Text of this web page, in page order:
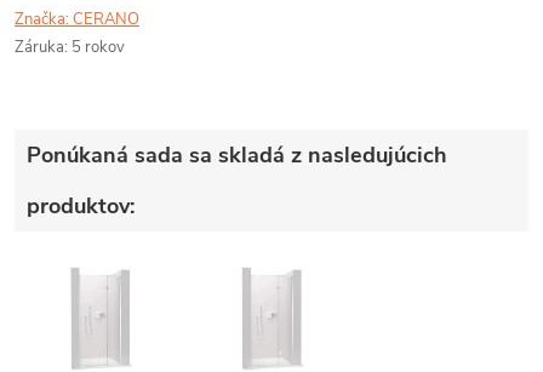
Značka:CERANO
Záruka: 5 rokov
Ponúkaná sada sa skladá z nasledujúcich
produktov: